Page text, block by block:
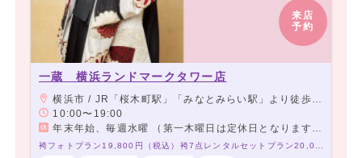
来店
予約
一蔵 横浜ランドマークタワー店
横浜市 / JR「桜木町駅」「みなとみらい駅」より徒歩5分
10:00〜19:00
年末年始、毎週水曜 （第一木曜日は定休日となります。）
袴フォトプラン19,800円（税込）袴7点レンタルセットプラン20,000円（税込）～